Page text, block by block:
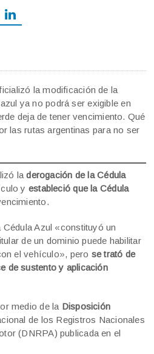
la modificación de la
ya no podrá ser exigible en
deja de tener vencimiento. Qué
las rutas argentinas para no ser
laderogación de la Cédula
y estableció que la Cédula
Azul «constituyó un
de un dominio puede habilitar
el vehículo», pero se trató de
de sustento y aplicación
medio de la Disposición
de los Registros Nacionales
(DNRPA) publicada en el